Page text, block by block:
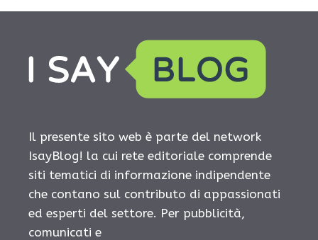
Il presente sito web è parte del network
IsayBlog! la cui rete editoriale comprende
siti tematici di informazione indipendente
che contano sul contributo di appassionati
ed esperti del settore. Per pubblicità,
comunicati e